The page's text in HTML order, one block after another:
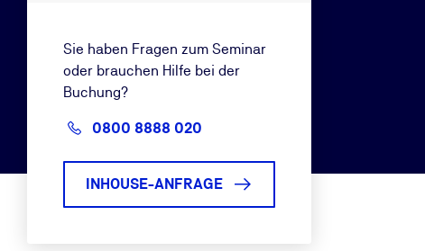
Sie haben Fragen zum Seminar
oder brauchen Hilfe bei der
Buchung?
0800 8888 020
INHOUSE-ANFRAGE